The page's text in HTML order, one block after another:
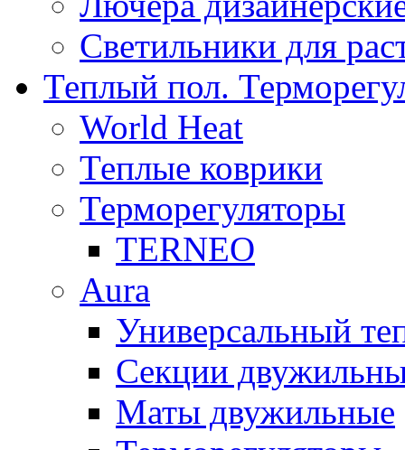
Светильники для
Теплый пол.
World Heat
Теплые коврики
Терморегуляторы
TERNEO
Aura
Универсальный
Секции
Маты двужильные